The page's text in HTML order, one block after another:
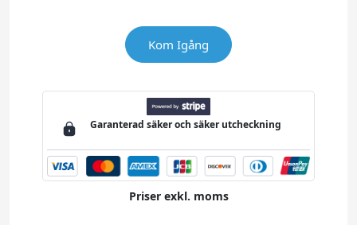
Kom Igång
Garanterad säker och säkerutcheckning
Priser exkl. moms